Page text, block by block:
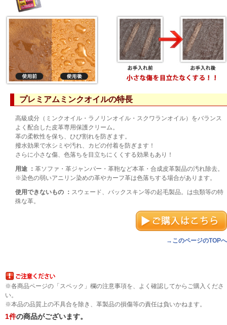
プレミアムミンクオイルの特長
高級成分（ミンクオイル・ラノリンオイル・スクワランオイル）をバランス
よく配合した皮革専用保護クリーム。
革の柔軟性を保ち、ひび割れを防ぎます。
撥水効果で水シミや汚れ、カビの付着を防ぎます！
さらに小さな傷、色落ちを目立ちにくくする効果もあり！
用途 ： 革ソファ・革ジャンパー・革鞄など本革・合成皮革製品の汚れ除去。
※染色の弱いアニリン染めの革やカーフ革は色落ちする場合があります。
使用できないもの ： スウェード、バックスキン等の起毛製品。は虫類等の特
殊な革。
→このページのTOPへ
※各商品ページの「スペック」欄の注意事項を、よく確認してからご購入くださ
い。
※本品の品質上の不具合を除き、革製品の損傷等の責任は負いかねます。
1件の商品がございます。